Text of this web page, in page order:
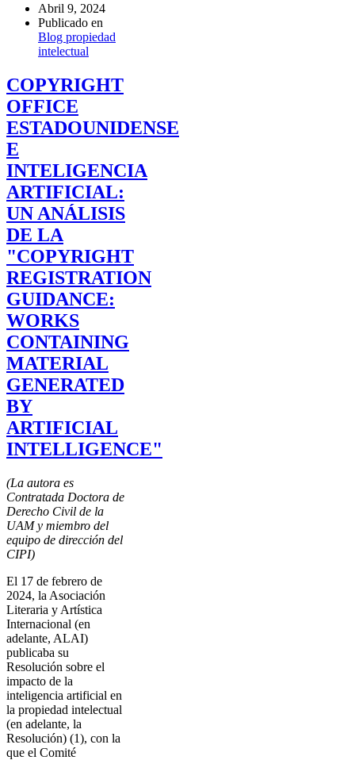
Abril 9, 2024
Publicado en
Blog propiedad
intelectual
COPYRIGHT
OFFICE
ESTADOUNIDENSE
E
INTELIGENCIA
ARTIFICIAL:
UN ANÁLISIS
DE LA
"COPYRIGHT
REGISTRATION
GUIDANCE:
WORKS
CONTAINING
MATERIAL
GENERATED
BY
ARTIFICIAL
INTELLIGENCE"
(La autora es
Contratada Doctora de
Derecho Civil de la
UAM y miembro del
equipo de dirección del
CIPI)
El 17 de febrero de
2024, la Asociación
Literaria y Artística
Internacional (en
adelante, ALAI)
publicaba su
Resolución sobre el
impacto de la
inteligencia artificial en
la propiedad intelectual
(en adelante, la
Resolución) (1), con la
que el Comité